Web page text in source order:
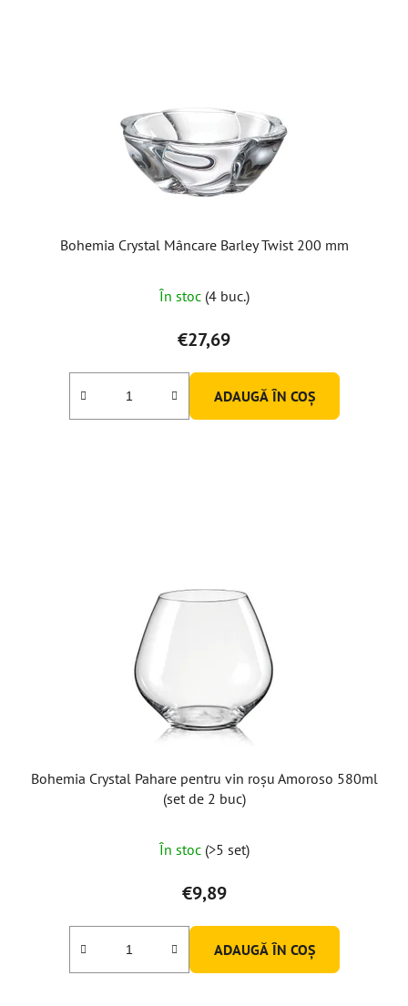
Bohemia Crystal Mâncare Barley Twist 200 mm
În stoc (4 buc.)
€27,69
ADAUGĂ ÎN COŞ
Bohemia Crystal Pahare pentru vin roșu Amoroso 580ml
(set de 2 buc)
medie
a
produsului
este
5,0
În stoc (>5 set)
€9,89
ADAUGĂ ÎN COŞ